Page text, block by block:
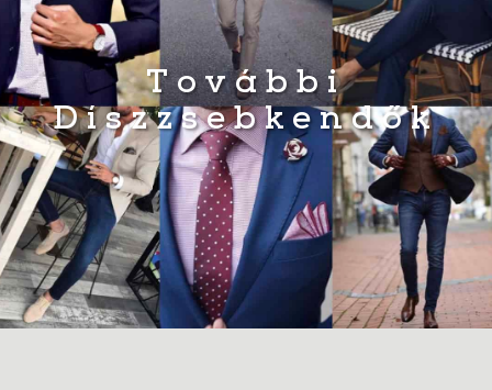
További
Díszzsebkendők